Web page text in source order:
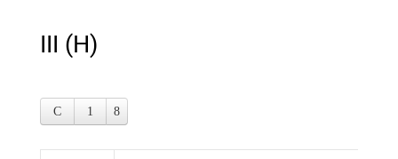
III (H)